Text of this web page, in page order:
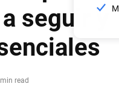
seguir y
read